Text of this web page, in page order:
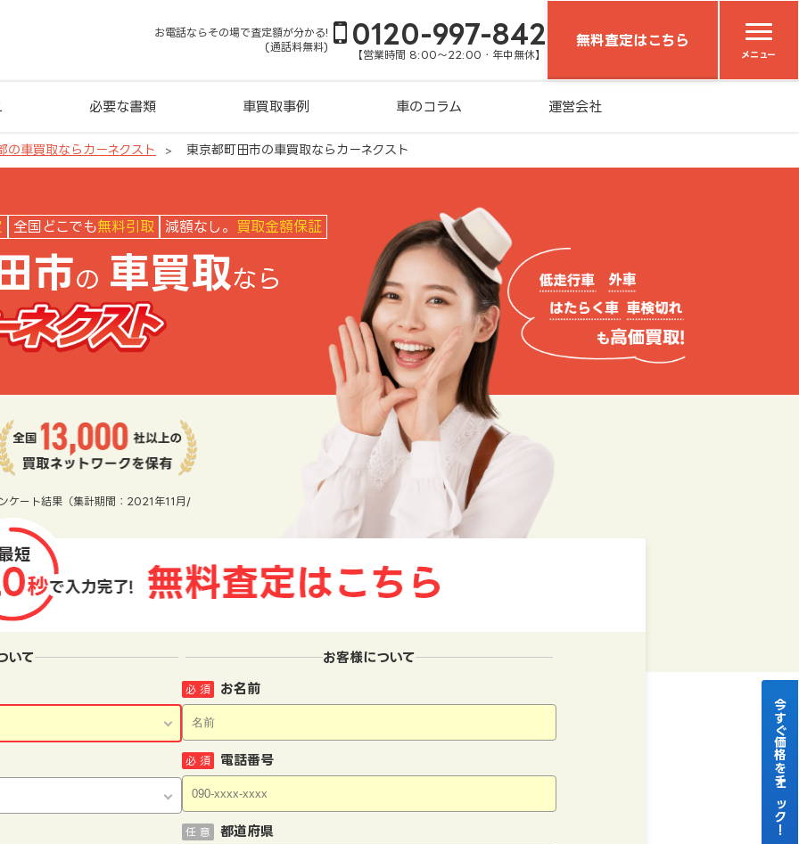
お電話ならその場で査定額が分かる!
(通話料無料)
0120-997-842
【営業時間 8:00～22:00・年中無休】
無料査定はこちら
メニュー
必要な書類 車買取事例 車のコラム 運営会社
の車買取ならカーネクスト 東京都町田市の車買取ならカーネクスト
全国どこでも無料引取 減額なし。 買取金額保証
市の 車買取なら
ケート結果（集計期間：2021年11月/
いて お客様について
お名前
必 須
電話番号
必 須
都道府県
任 意 今すぐ価格をチェック！